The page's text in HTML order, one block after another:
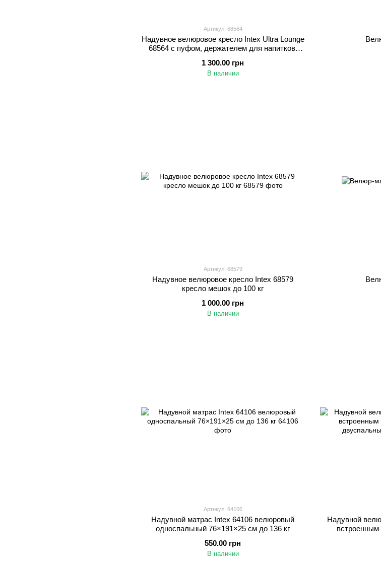
Артикул: 68564
Надувное велюровое кресло Intex Ultra Lounge
68564 с пуфом, держателем для напитков,
1 300.00 грн
В наличии
Артикул: 68579
Надувное велюровое кресло Intex 68579
кресло мешок до 100 кг
1 000.00 грн
В наличии
Артикул: 64106
Надувной матрас Intex 64106 велюровый
односпальный 76×191×25 см до 136 кг
550.00 грн
В наличии
Надувной